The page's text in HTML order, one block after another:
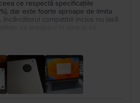
ce respectă specificațiile
dar este foarte aproape de limita
încărcătorul compatibil inclus nu lasă
foarte bună și aș recomanda